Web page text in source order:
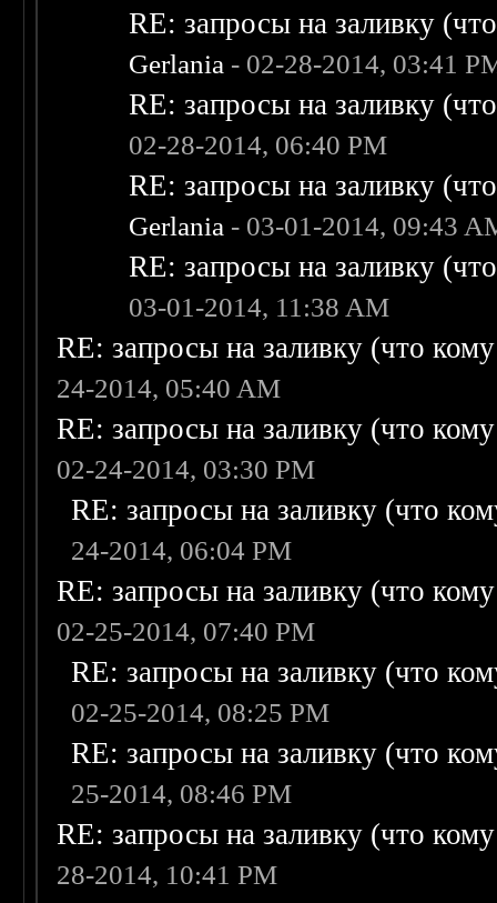
RE: запросы на заливку
Gerlania - 02-28-2014, 03:41
RE: запросы на заливку
02-28-2014, 06:40 PM
RE: запросы на заливку
Gerlania - 03-01-2014, 09:43
RE: запросы на заливку
03-01-2014, 11:38 AM
RE: запросы на заливку (что
24-2014, 05:40 AM
RE: запросы на заливку (что
02-24-2014, 03:30 PM
RE: запросы на заливку (что
24-2014, 06:04 PM
RE: запросы на заливку (что
02-25-2014, 07:40 PM
RE: запросы на заливку (что
02-25-2014, 08:25 PM
RE: запросы на заливку (что
25-2014, 08:46 PM
RE: запросы на заливку (что
28-2014, 10:41 PM